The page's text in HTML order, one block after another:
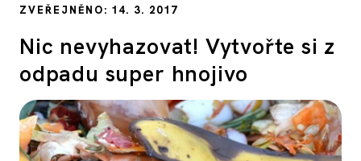
PSYCHOLOGIE
RODINA A DĚTI
ZVEŘEJNĚNO: 14. 3. 2017
Nic nevyhazovat! Vytvořte si z
odpadu super hnojivo